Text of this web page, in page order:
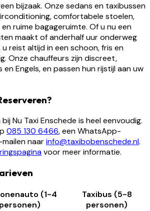
bijzaak. Onze sedans en taxibussen
comfortabele stoelen,
ruime bagageruimte. Of u nu een
maakt of anderhalf uur onderweg
reist altijd in een schoon, fris en
Onze chauffeurs zijn discreet,
en Engels, en passen hun rijstijl aan uw
Nu Taxi Enschede is heel eenvoudig.
085 130 6466, een WhatsApp-
naarinfo@taxibobenschede.nl.
voor meer informatie.
(1-4
personen)
Taxibus (5-8
personen)